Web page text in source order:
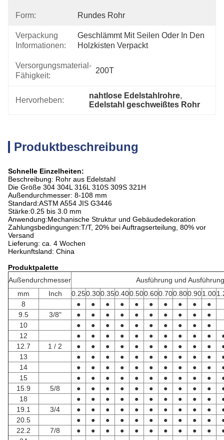
Form: Rundes Rohr
Verpackung
Informationen:
Geschlämmt Mit Seilen Oder In Den
Holzkisten Verpackt
Versorgungsmaterial-
Fähigkeit:
200T
Hervorheben:
nahtlose Edelstahlrohre,
Edelstahl geschweißtes Rohr
Produktbeschreibung
Schnelle Einzelheiten:
Beschreibung: Rohr aus Edelstahl
Die Größe 304 304L 316L 310S 309S 321H
Außendurchmesser: 8-108 mm
Standard:ASTM A554 JIS G3446
Stärke:0.25 bis 3.0 mm
Anwendung:Mechanische Struktur und Gebäudedekoration
Zahlungsbedingungen:T/T, 20% bei Auftragserteilung, 80% vor
Versand
Lieferung: ca. 4 Wochen
Herkunftsland: China
Produktpalette
Außendurchmesser
Ausführung und Ausführung
mm
Inch 0.250.300.350.400.500.600.700.800.901.00
8
● ● ● ● ● ● ● ● ●
●
9.5
3/8" ● ● ● ● ● ● ● ● ●
●
10
● ● ● ● ● ● ● ● ●
●
12
● ● ● ● ● ● ● ● ● ●
12.7
1 / 2 ● ● ● ● ● ● ● ● ● ●
13
● ● ● ● ● ● ● ● ● ●
14
● ● ● ● ● ● ● ● ● ●
15
● ● ● ● ● ● ● ● ● ●
15.9
5/8 ● ● ● ● ● ● ● ● ● ●
18
● ● ● ● ● ● ● ● ● ●
19.1
3/4 ● ● ● ● ● ● ● ● ● ●
20.5
● ● ● ● ● ● ● ● ● ●
22.2
7/8 ● ● ● ● ● ● ● ● ● ●